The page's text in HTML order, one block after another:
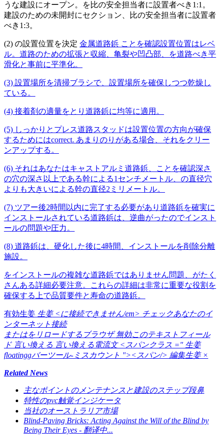
うな建設にオープン。を比の安全担当者に設置者べき1:1。
建設のための未開封にセクション、比の安全担当者に設置者
べき1:3。
(2) の設置位置を決定 金属道路鋲 ことを確認設置位置はレベ
ル。道路のための拡張と収縮、亀裂や凹凸部、を道路べき平
滑化と事前に平準化。
(3) 設置場所を清掃ブラシで、設置場所を確保しつつ乾燥し
ている。
(4) 接着剤の適量をとり道路鋲に均等に適用。
(5) しっかりとプレス道路スタッドは設置位置の方向が確保
するためにはcorrect. あまりのりがある場合、それをクリー
ンアップする。
(6) それはあなたはキャストアルミ道路鋲、ことを確認深さ
の穴の深さ以上である幹による1センチメートル、の直径穴
よりも大きいによる幹の直径2ミリメートル。
(7) ツアー後2時間以内に完了する必要があり道路鋲を確実に
インストールされている道路鋲は、逆曲がったのでインスト
ールの問題や圧力。
(8) 道路鋲は、硬化した後に4時間、インストールを削除分離
施設。
をインストールの複雑な道路鋲ではありません問題、がたく
さんある詳細必要注意。これらの詳細は非常に重要な役割を
確保する上で品質要件と寿命の道路鋲。
有効生姜 生姜 <に接続できません/em> チェックあなたのイ
ンターネット接続
またはをリロードするブラウザ無効このテキストフィール
ド 言い換える 言い換える電流文 <スパンクラス =" 生姜
floatinggバーツール-ミスカウント "><スパン/> 編集生姜 ×
Related News
主なポイントのメンテナンスと建設のステップ段鼻
特性のpvc触覚インジケータ
当社のオーストラリア市場
Blind-Paving Bricks: Acting Against the Will of the Blind by
Being Their Eyes - 翻译中...